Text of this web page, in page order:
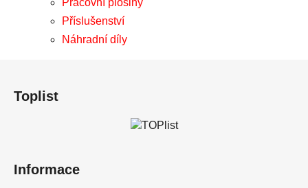
Pracovní plošiny
Příslušenství
Náhradní díly
Toplist
Informace